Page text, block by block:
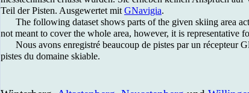
Teil der Pis­ten. Aus­ge­wer­tet mit GNavigia.
The fol­low­ing da­ta­set shows parts of the gi­ven ski­ing area
not meant to co­ver the who­le area, how­ever, it is re­pre­sen­ta­ti­ve
Nous av­ons en­re­gis­tré be­au­coup de pis­tes par un ré­cep­teur
pis­tes du do­mai­ne ski­able.